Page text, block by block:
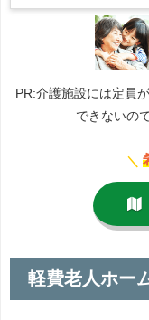
PR:介護施設には定員
できないの
＼
軽費老人ホー